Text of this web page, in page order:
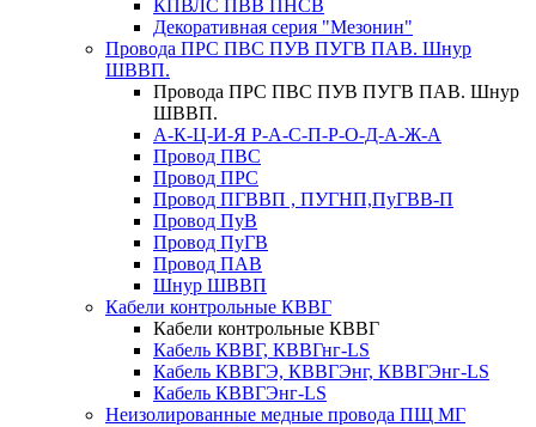
КПВЛС ПВВ ПНСВ
Декоративная серия "Мезонин"
Провода ПРС ПВС ПУВ ПУГВ ПАВ. Шнур
ШВВП.
Провода ПРС ПВС ПУВ ПУГВ ПАВ. Шнур
ШВВП.
А-К-Ц-И-Я Р-А-С-П-Р-О-Д-А-Ж-А
Провод ПВС
Провод ПРС
Провод ПГВВП , ПУГНП,ПуГВВ-П
Провод ПуВ
Провод ПуГВ
Провод ПАВ
Шнур ШВВП
Кабели контрольные КВВГ
Кабели контрольные КВВГ
Кабель КВВГ, КВВГнг-LS
Кабель КВВГЭ, КВВГЭнг, КВВГЭнг-LS
Кабель КВВГЭнг-LS
Неизолированные медные провода ПЩ МГ